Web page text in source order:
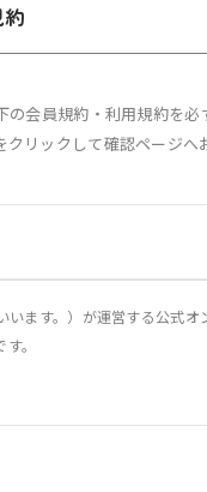
会員規約・利用規約を必
リックして確認ページへ
ます。）が運営する公式オ
。